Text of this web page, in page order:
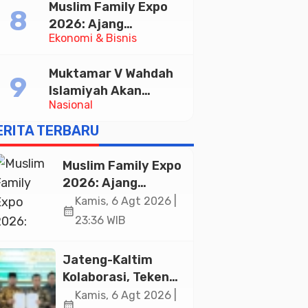
Pelayanan Publik
Ekonomi & Bisnis
Muslim Family Expo
2026: Ajang
Silaturahim dan
Halal di Jakarta
Nasional
Muktamar V Wahdah
Islamiyah Akan
Kukuhkan 10.000
Guru Al-Qur’an di
Masjid Istiqlal
TERBARU
Muslim Family Expo
2026: Ajang
Silaturahim dan
Kebangkitan
Jakarta
calendar_month
Kamis, 6 Agt 2026 |
23:36 WIB
Jateng-Kaltim
Kolaborasi, Teken
19 Kerja Sama
Kamis, 6 Agt 2026 |